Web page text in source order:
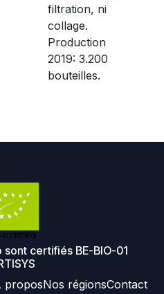
filtration, ni
collage.
Production
2019: 3.200
bouteilles.
certifiés BE-BIO-01
proposNos régionsContact